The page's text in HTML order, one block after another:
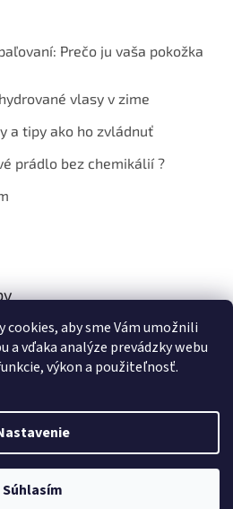
cookies, aby sme Vám umožnili
a vďaka analýze prevádzky webu
výkon a použiteľnosť.
Súhlasím
Prečo ju vaša pokožka
vlasy v zime
a tipy ako ho zvládnuť
prádlo bez chemikálií ?
. Všetky práva vyhradené.Upraviť
cookies